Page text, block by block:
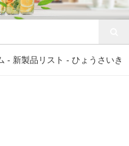
スト
- 新製品リスト - ひょうさいき